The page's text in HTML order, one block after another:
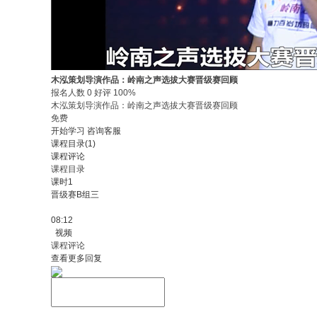
木泓策划导演作品：岭南之声选拔大赛晋级赛回顾
报名人数 0 好评 100%
木泓策划导演作品：岭南之声选拔大赛晋级赛回顾
免费
开始学习 咨询客服
课程目录(1)
课程评论
课程目录
课时1
晋级赛B组三
08:12
视频
课程评论
查看更多回复